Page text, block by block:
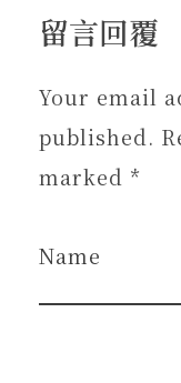
留言回覆
Your email
published.
marked *
Name